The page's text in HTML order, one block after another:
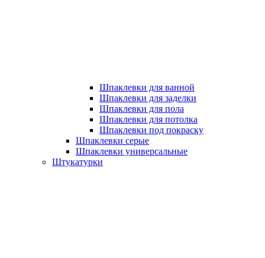
Шпаклевки для ванной
Шпаклевки для заделки
Шпаклевки для пола
Шпаклевки для потолка
Шпаклевки под покраску
Шпаклевки серые
Шпаклевки универсальные
Штукатурки